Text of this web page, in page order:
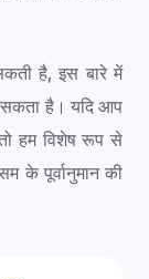
है, इस बारे में
सकता है। यदि आप
हम विशेष रूप से
पूर्वानुमान की